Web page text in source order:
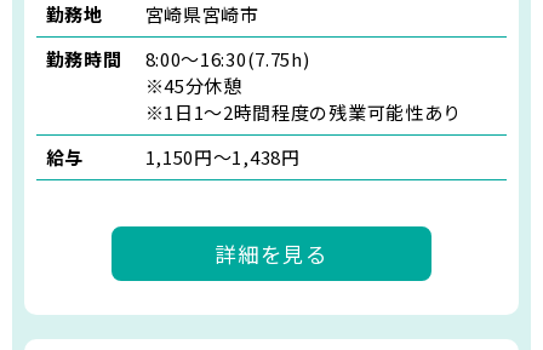
勤務地
宮崎県宮崎市
勤務時間
8:00～16:30(7.75h)
※45分休憩
※1日1～2時間程度の残業可能性あり
給与
1,150円～1,438円
詳細を見る